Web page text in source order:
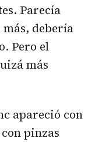
Parecía
debería
Pero el
más
apareció con
pinzas